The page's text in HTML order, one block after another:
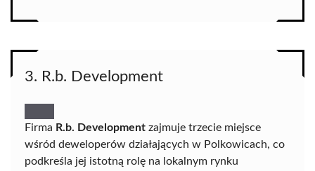
3. R.b. Development
Firma R.b. Development zajmuje trzecie miejsce
wśród deweloperów działających w Polkowicach, co
podkreśla jej istotną rolę na lokalnym rynku